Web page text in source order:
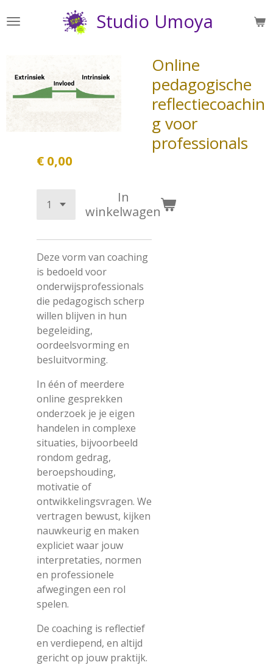
direct
hoofdinhoud
Studio Umoya
Online
pedagogische
reflectiecoachin
g voor
professionals
€ 0,00
In
winkelwagen
Deze vorm van coaching
is bedoeld voor
onderwijsprofessionals
die pedagogisch scherp
willen blijven in hun
begeleiding,
oordeelsvorming en
besluitvorming.
In één of meerdere
online gesprekken
onderzoek je je eigen
handelen in complexe
situaties, bijvoorbeeld
rondom gedrag,
beroepshouding,
motivatie of
ontwikkelingsvragen. We
vertragen bewust, kijken
nauwkeurig en maken
expliciet waar jouw
interpretaties, normen
en professionele
afwegingen een rol
spelen.
De coaching is reflectief
en verdiepend, en altijd
gericht op jouw praktijk.